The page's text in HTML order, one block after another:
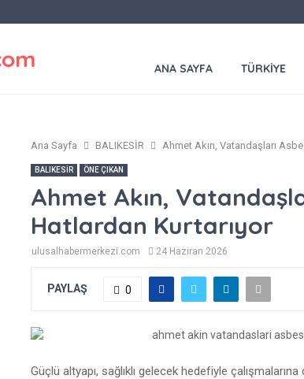
ANA SAYFA TÜRKİYE
Ana Sayfa BALIKESİR Ahmet Akın, Vatandaşları
BALIKESİR ÖNE ÇIKAN
Ahmet Akın,
Hatlardan Kurtarıyor
ulusalhabermerkezi.com 24 Haziran 2026
PAYLAŞ 0
Güçlü altyapı, sağlıklı gelecek hedefiyle